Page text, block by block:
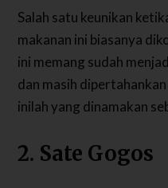
Salah satu keunikan
makanan ini biasanya
ini memang sudah
dan masih
inilah yang dinamakan
2. Sate Gogos